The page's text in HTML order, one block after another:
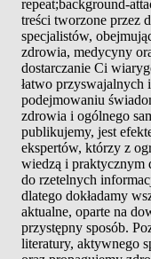
repeat;background-
treści tworzone przez
specjalistów,
zdrowia, medycyny
dostarczanie Ci
łatwo przyswajalnych
podejmowaniu
zdrowia i ogólnego
publikujemy, jest
ekspertów, którzy z
wiedzą i praktycznym
do rzetelnych
dlatego dokładamy
aktualne, oparte na
przystępny sposób.
literatury, aktywnego